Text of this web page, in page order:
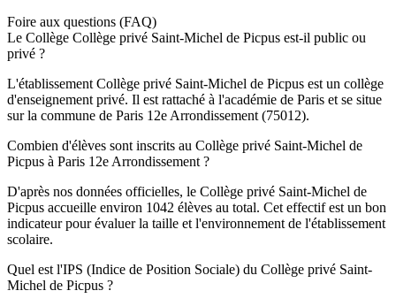
Foire aux questions (FAQ)
Le Collège Collège privé Saint-Michel de Picpus est-il public ou
privé ?
L'établissement Collège privé Saint-Michel de Picpus est un collège
d'enseignement privé. Il est rattaché à l'académie de Paris et se situe
sur la commune de Paris 12e Arrondissement (75012).
Combien d'élèves sont inscrits au Collège privé Saint-Michel de
Picpus à Paris 12e Arrondissement ?
D'après nos données officielles, le Collège privé Saint-Michel de
Picpus accueille environ 1042 élèves au total. Cet effectif est un bon
indicateur pour évaluer la taille et l'environnement de l'établissement
scolaire.
Quel est l'IPS (Indice de Position Sociale) du Collège privé Saint-
Michel de Picpus ?